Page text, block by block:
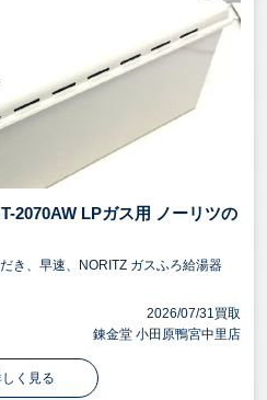
2070AW LPガス用 ノーリツの
き、早速、NORITZ ガスふろ給湯器
2026/07/31買取
錬金堂 小田原鴨宮中里店
く見る